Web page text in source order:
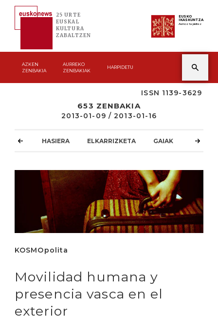
25 URTE
EUSKAL
KULTURA
ZABALTZEN
EUSKO
IKASKUNTZA
Asmoz ta jakitez
AZKEN
ZENBAKIA
AURREKO
ZENBAKIAK
HARPIDETU
ISSN 1139-3629
653 ZENBAKIA
2013-01-09 / 2013-01-16
HASIERA ELKARRIZKETA GAIAK
KOSMOpolita
Movilidad humana y
presencia vasca en el
exterior